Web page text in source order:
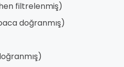
filtrelenmiş)
doğranmış)